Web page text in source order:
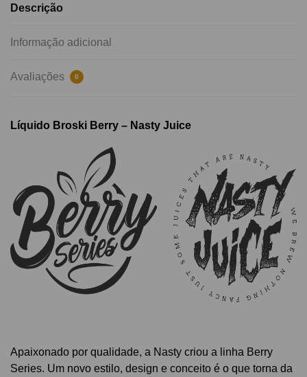
Descrição
Informação adicional
Avaliações 0
Líquido Broski Berry – Nasty Juice
Apaixonado por qualidade, a Nasty criou a linha Berry
Series. Um novo estilo, design e conceito é o que torna da